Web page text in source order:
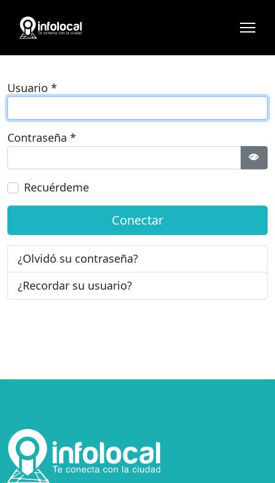
Usuario *
Contraseña *
Recuérdeme
Conectar
¿Olvidó su contraseña?
¿Recordar su usuario?